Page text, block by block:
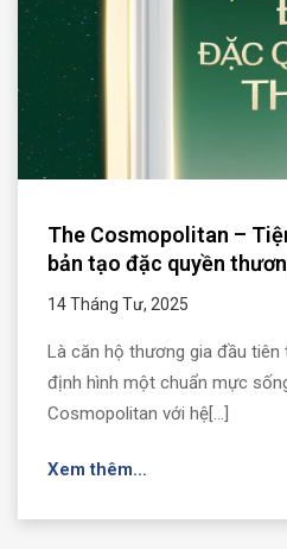
The Cosmopolitan –
bản tạo đặc quyền
14 Tháng Tư, 2025
Là căn hộ thương gia đầu tiên
định hình một chuẩn mực
Cosmopolitan với hệ[...]
Xem thêm...